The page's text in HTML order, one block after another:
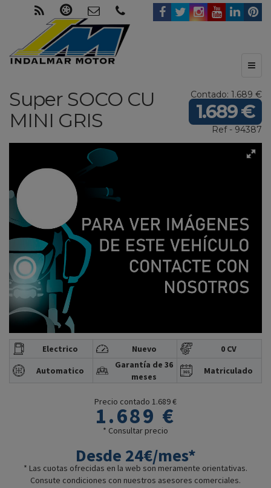
Contado: 1.689 €
1.689 €
Ref - 94387
Super SOCO CU
MINI GRIS
Electrico Nuevo
0 CV
Automatico
Garantía de 36
meses
Matriculado
Precio contado 1.689 €
1.689 €
* Consultar precio
Desde 24€/mes*
* Las cuotas ofrecidas en la web son meramente orientativas.
Consute condiciones con nuestros asesores comerciales.